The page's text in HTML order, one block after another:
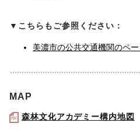
▼ こちらもご参照ください：
美濃市の公共交通機関のペー
MAP
森林文化アカデミー構内地図